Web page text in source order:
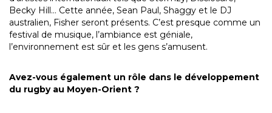
Becky Hill… Cette année, Sean Paul, Shaggy et le DJ
australien, Fisher seront présents. C’est presque comme un
festival de musique, l’ambiance est géniale,
l’environnement est sûr et les gens s’amusent.
Avez-vous également un rôle dans le développement
du rugby au Moyen-Orient ?